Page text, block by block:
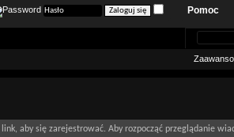
Pomoc
aby się zarejestrować. Aby rozpocząć przeglądanie